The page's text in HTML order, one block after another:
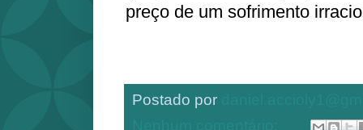
preço de um sofrimento
Postado por